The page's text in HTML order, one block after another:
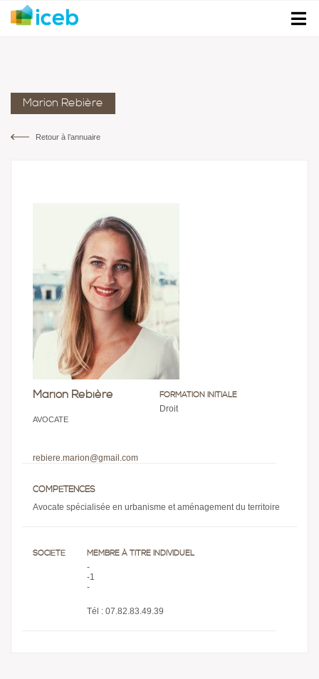
Marion Rebière
Retour à l’annuaire
Marion Rebière
AVOCATE
rebiere.marion@gmail.com
FORMATION INITIALE
Droit
COMPÉTENCES
Avocate spécialisée en urbanisme et aménagement du territoire
SOCIÉTÉ
MEMBRE À TITRE INDIVIDUEL
-
-1
-
Tél : 07.82.83.49.39